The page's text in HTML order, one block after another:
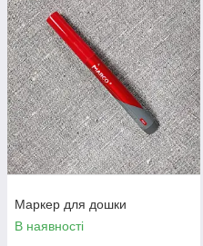
Маркер для дошки
В наявності